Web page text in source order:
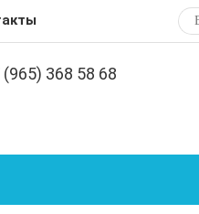
(965) 368 58 68